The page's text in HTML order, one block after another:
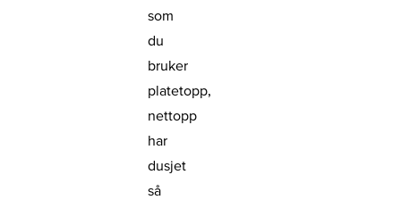
som
du
bruker
platetopp,
nettopp
har
dusjet
så